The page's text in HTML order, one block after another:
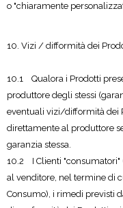
o "chiaramente
10. Vizi / difformità dei
10.1 Qualora i Prodotti
produttore degli stessi
eventuali vizi/difformità dei
direttamente al produttore
garanzia stessa.
10.2 I Clienti "consumatori"
al venditore, nel termine di
Consumo), i rimedi previsti